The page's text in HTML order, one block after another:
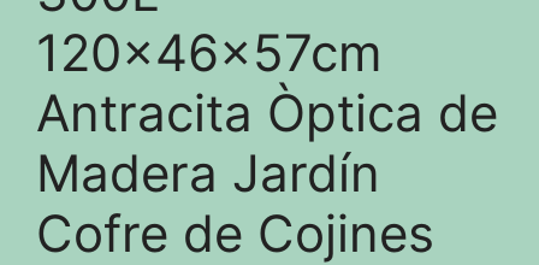
120x46x57cm
Antracita Òptica de
Madera Jardín
Cofre de Cojines